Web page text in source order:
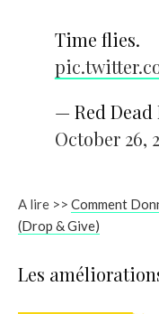
Time flies.
— Red Dead
October 26,
A lire >> Comment
(Drop & Give)
Les